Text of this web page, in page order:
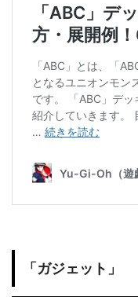
「ガジェット」